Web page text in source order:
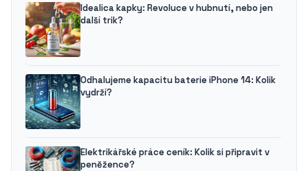
Idealica kapky: Revoluce v hubnutí, nebo jen
další trik?
Odhalujeme kapacitu baterie iPhone 14: Kolik
vydrží?
Elektrikářské práce ceník: Kolik si připravit v
peněžence?